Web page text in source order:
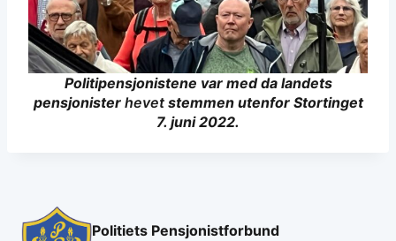
Politipensjonistene var med da landets
pensjonister hevetstemmen utenfor Stortinget
7. juni 2022.
Politiets Pensjonistforbund